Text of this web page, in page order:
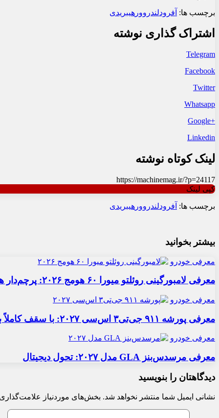
برچسب ها: آفرودلندروور هیبریدی
اشتراک گذاری نوشته
Telegram
Facebook
Twitter
Whatsapp
+Google
Linkedin
لینک کوتاه نوشته
https://machinemag.ir/?p=24117
کپی لینک
برچسب ها: آفرودلندروور هیبریدی
بیشتر بخوانید
معرفی خودرو
معرفی لامبورگینی روئلتو میورا ۶۰ هومج ۲۰۲۶: پرچم‌دار هیبریدی
معرفی خودرو
معرفی پورشه ۹۱۱ جی‌تی۳ اس‌سی ۲۰۲۷: با سقف کاملاً برقی
معرفی خودرو
معرفی مرسدس‌بنز GLA مدل ۲۰۲۷: تحول دیجیتال
دیدگاهتان را بنویسید
نشانی ایمیل شما منتشر نخواهد شد. بخش‌های موردنیاز